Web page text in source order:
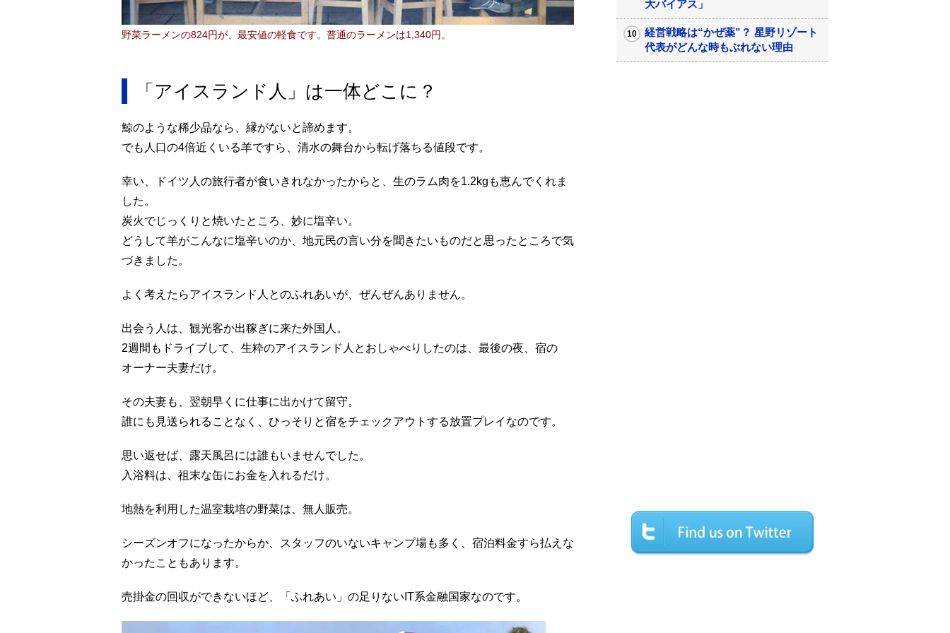
野菜ラーメンの824円が、最安値の軽食です。普通のラーメンは1,340円。
「アイスランド人」は一体どこに？
鯨のような稀少品なら、縁がないと諦めます。
でも人口の4倍近くいる羊ですら、清水の舞台から転げ落ちる値段です。
幸い、ドイツ人の旅行者が食いきれなかったからと、生のラム肉を1.2kgも恵んでくれま
した。
炭火でじっくりと焼いたところ、妙に塩辛い。
どうして羊がこんなに塩辛いのか、地元民の言い分を聞きたいものだと思ったところで気
づきました。
よく考えたらアイスランド人とのふれあいが、ぜんぜんありません。
出会う人は、観光客か出稼ぎに来た外国人。
2週間もドライブして、生粋のアイスランド人とおしゃべりしたのは、最後の夜、宿の
オーナー夫妻だけ。
その夫妻も、翌朝早くに仕事に出かけて留守。
誰にも見送られることなく、ひっそりと宿をチェックアウトする放置プレイなのです。
思い返せば、露天風呂には誰もいませんでした。
入浴料は、祖末な缶にお金を入れるだけ。
地熱を利用した温室栽培の野菜は、無人販売。
シーズンオフになったからか、スタッフのいないキャンプ場も多く、宿泊料金すら払えな
かったこともあります。
売掛金の回収ができないほど、「ふれあい」の足りないIT系金融国家なのです。
大バイアス」
経営戦略は“かぜ薬”？ 星野リゾート
代表がどんな時もぶれない理由